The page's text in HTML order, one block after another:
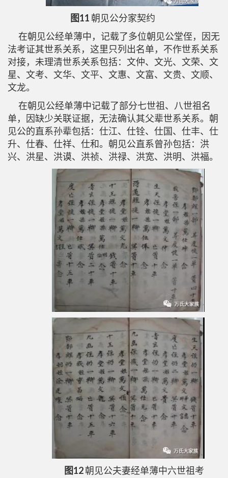
图11朝见公分家契约
在朝见公经单薄中，记载了多位朝见公堂侄，因无
法考证其世系关系，这里只列出名单，不作世系关系
对接，未理清世系关系包括：文仲、文光、文荣、文
星、文考、文华、文平、文惠、文富、文贵、文顺、
文龙。
在朝见公经单薄中记载了部分七世祖、八世祖名
单，因缺少关联证据，无法确认其父辈世系关系。朝
见公的直系孙辈包括：仕江、仕铨、仕国、仕丰、仕
升、仕春、仕祥、仕和。朝见公直系曾孙包括：洪
兴、洪星、洪谟、洪祯、洪禄、洪宽、洪明、洪福。
图12朝见公夫妻经单薄中六世祖考